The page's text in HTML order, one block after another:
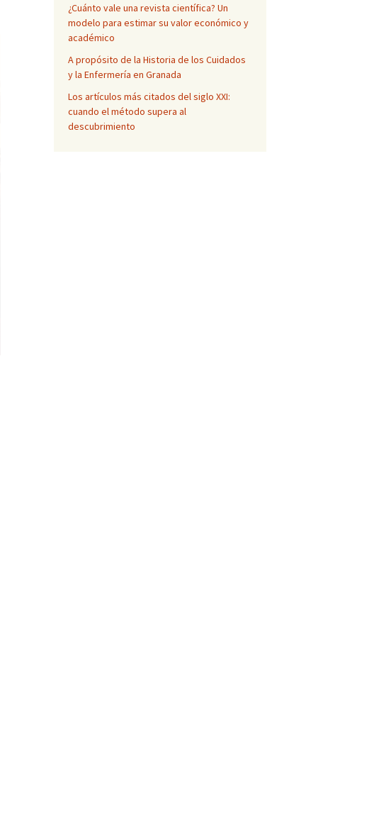
¿Cuánto vale una revista científica? Un
modelo para estimar su valor económico y
académico
A propósito de la Historia de los Cuidados
y la Enfermería en Granada
Los artículos más citados del siglo XXI:
cuando el método supera al
descubrimiento